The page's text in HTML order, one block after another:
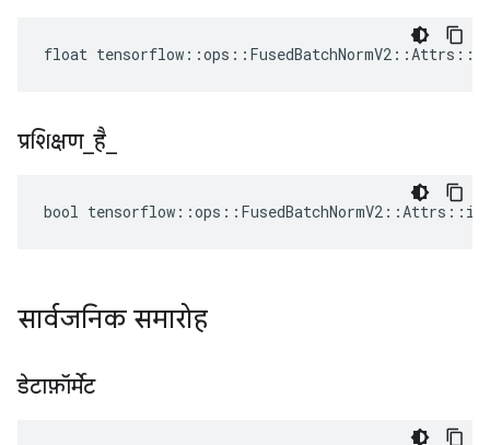
float
प्रशिक्षण_है
bool
सार्वजनिक समारोह
डेटाफ़ॉर्मेट